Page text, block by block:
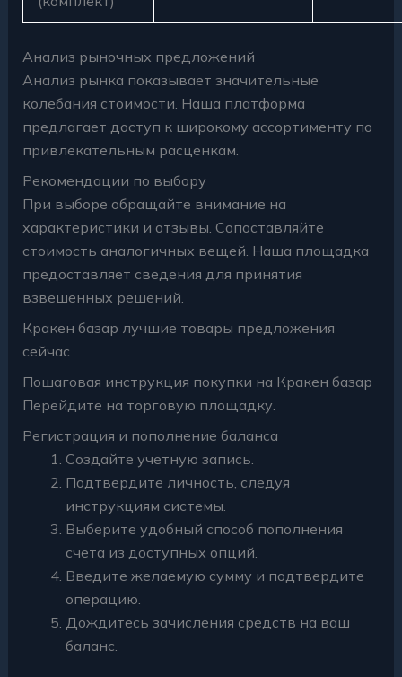
Анализ рыночных предложений
Анализ рынка показывает значительные
колебания стоимости. Наша платформа
предлагает доступ к широкому ассортименту по
привлекательным расценкам.
Рекомендации по выбору
При выборе обращайте внимание на
характеристики и отзывы. Сопоставляйте
стоимость аналогичных вещей. Наша площадка
предоставляет сведения для принятия
взвешенных решений.
Кракен базар лучшие товары предложения
сейчас
Пошаговая инструкция покупки на Кракен базар
Перейдите на торговую площадку.
Регистрация и пополнение баланса
Создайте учетную запись.
Подтвердите личность, следуя
инструкциям системы.
Выберите удобный способ пополнения
счета из доступных опций.
Введите желаемую сумму и подтвердите
операцию.
Дождитесь зачисления средств на ваш
баланс.